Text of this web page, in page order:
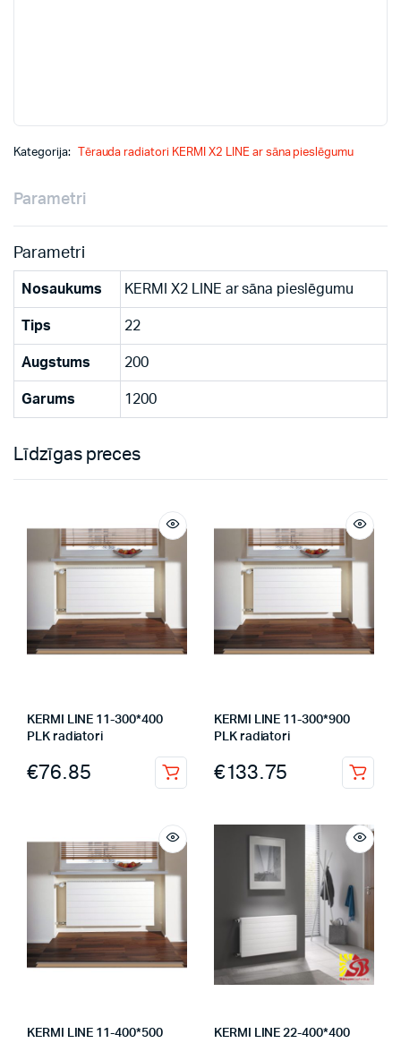
Kategorija: Tērauda radiatori KERMI X2 LINE ar sāna pieslēgumu
Parametri
Parametri
Nosaukums KERMI X2 LINE ar sāna pieslēgumu
Tips 22
Augstums 200
Garums 1200
Līdzīgas preces
KERMI LINE 11-300*400
PLK radiatori
€76.85
KERMI LINE 11-300*900
PLK radiatori
€133.75
KERMI LINE 11-400*500
KERMI LINE 22-400*400